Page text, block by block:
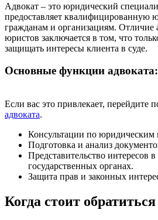
Адвокат – это юридический
предоставляет квалифицированную
гражданам и организациям. Отличие
юристов заключается в том, что
защищать интересы клиента в суде.
Основные функции адвоката:
Если вас это привлекает, перейдите
адвоката.
Консультации по юридическим
Подготовка и анализ
Представительство интересов
государственных органах.
Защита прав и законных
Когда стоит